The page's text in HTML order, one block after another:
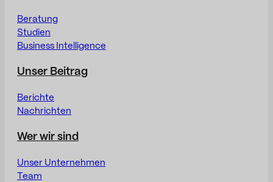
Beratung
Studien
Business Intelligence
Unser Beitrag
Berichte
Nachrichten
Wer wir sind
Unser Unternehmen
Team